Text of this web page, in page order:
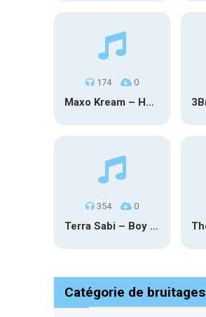
174 0
Maxo Kream – HOW TF I’M LUCKY
354 0
Terra Sabi – Boy Game X Marcia Cruz
Catégorie de bruitages